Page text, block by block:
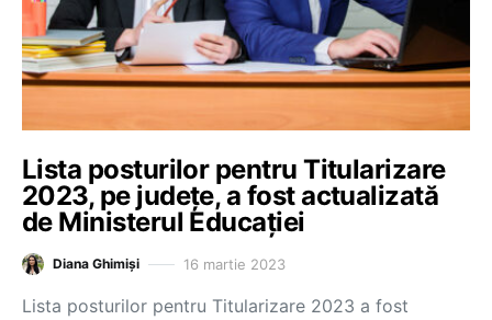
Lista posturilor pentru Titularizare
2023, pe județe, a fost actualizată
de Ministerul Educației
Diana Ghimiși 16 martie 2023
Lista posturilor pentru Titularizare 2023 a fost